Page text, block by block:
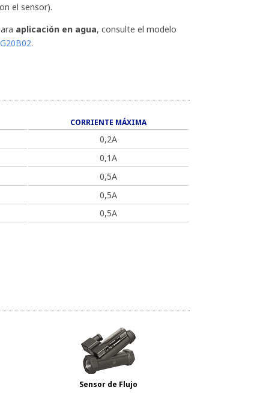
el sensor).
aplicación en agua, consulte el modelo
.
CORRIENTE MÁXIMA
0,2A
0,1A
0,5A
0,5A
0,5A
Sensor de Flujo